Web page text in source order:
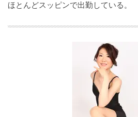
ほとんどスッピンで出勤している。